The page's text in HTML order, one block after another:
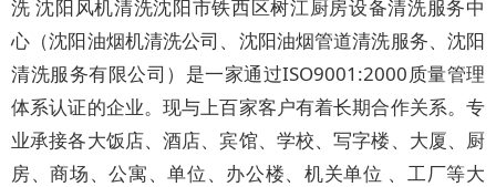
洗 沈阳风机清洗沈阳市铁西区树江厨房设备清洗服务中
心（沈阳油烟机清洗公司、沈阳油烟管道清洗服务、沈阳
清洗服务有限公司）是一家通过ISO9001:2000质量管理
体系认证的企业。现与上百家客户有着长期合作关系。专
业承接各大饭店、酒店、宾馆、学校、写字楼、大厦、厨
房、商场、公寓、单位、办公楼、机关单位 、工厂等大